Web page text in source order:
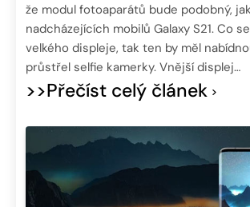
že modul fotoaparátů bude podobný,
nadcházejících mobilů Galaxy S21. Co
velkého displeje, tak ten by měl
průstřel selfie kamerky. Vnější displej…
>>Přečíst celý článek